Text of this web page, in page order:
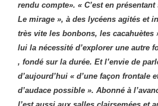
rendu compte». « C’est en
Le mirage », à des lycéens agités et
très vite les bonbons, les cacahuètes
lui la nécessité d’explorer une autre
, fondé sur la durée. Et l’envie de
d’aujourd’hui « d’une façon frontale
d’audace possible ». Abonné à